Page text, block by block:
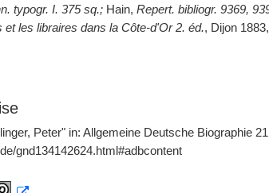
typogr. I. 375 sq.;Hain, Repert. bibliogr. 9369,
et les libraires dans la Côte-d'Or 2. éd., Dijon 1883,
Peter" in: Allgemeine Deutsche Biographie
gnd134142624.html#adbcontent